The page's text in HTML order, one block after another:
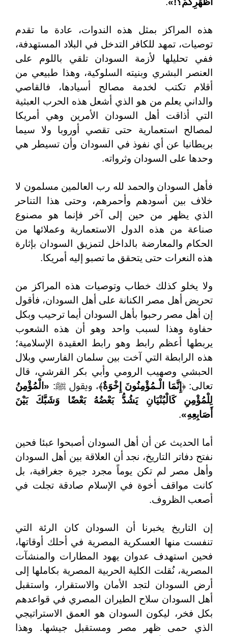
هذه المراكز بمثل هذه الندوات، عادة ما تقدم
توصيات، تمهد للكافر التدخل في البلاد المستهدفة،
ففي تحليلها لأزمة السودان تلقي باللوم على
العنصر البشري وبنيته السلوكية، وهذا طبيعي من
أقلام تكتب لخدمة مصالح أسيادها، فالقاصي
والداني يعلم من هو الذي أشعل هذه الحرب العبثية
التي أذاقت أهل السودان الأمرين وهي أمريكا
لمصالح استعمارية حتى تقصي أوروبا ولا سيما
بريطانيا عن أي نفوذ في السودان وأن تسيطر هي
وحدها على السودان وثرواته.
فأهل السودان والحمد لله رب العالمين مسلمون لا
خلاف بين أسودهم وأحمرهم، وحتى هذا التناحر
الذي يظهر من حين إلى آخر فإنما هو مصنوع
صناعة من هذه الدول الاستعمارية وعملائها من
الحكام والمعارضة بالداخل لتمزيق السودان بإثارة
هذه النعرات حتى يتحقق ما تصبو إليه أمريكا.
ولا يخلو كذلك خطاب وتوصيات هذه المراكز من
تحريض أهل مصر الكنانة على أهل السودان، فأقول
إن أهل مصر رحبوا بأهل السودان أيما ترحيب وبكل
حفاوة وهذا لسبب واحد وهو أن هذه الشعوب
يربطها أعظم رابط وهو رابط العقيدة الإسلامية؛
هذه الرابطة التي آخت بين سلمان الفارسي وبلال
الحبشي وصهيب الرومي وأبي بكر القرشي، قال
تعالى: ﴿إِنَّمَا الْـمُؤْمِنُونَ إِخْوَةٌ﴾، ويقول ﷺ: «الْمُؤْمِنُ
لِلْمُؤْمِنِ كَالْبُنْيَانِ يَشُدُّ بَعْضُهُ بَعْضًا وَشَبَّكَ بَيْنَ
أَصَابِعِهِ».
أما الحديث عن أن أهل السودان أصبحوا عبئا فحين
نفتح دفاتر التاريخ، نجد أن العلاقة بين أهل السودان
وأهل مصر لم تكن يوماً مجرد جيرة جغرافية، بل
كانت مواقف أخوة في الإسلام صادقة تجلت في
أصعب الظروف.
إن التاريخ يخبرنا أن السودان كان الرئة التي
تنفست منها العسكرية المصرية في أحلك أوقاتها،
فحين استهدف عدوان يهود المطارات والمنشآت
المصرية، نُقلت الكلية الحربية المصرية بكاملها إلى
أرض السودان لتجد الأمان والاستقرار، واستقبل
أهل السودان سلاح الطيران المصري في قواعدهم
بكل فخر، ليكون السودان هو العمق الاستراتيجي
الذي حمى ظهر مصر ومستقبل جيشها. وهذا